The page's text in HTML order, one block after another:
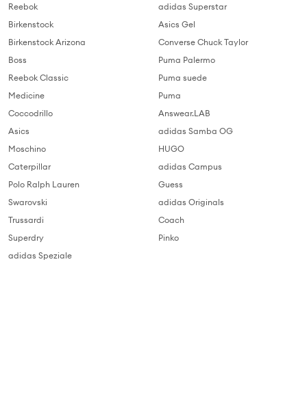
Reebok
Birkenstock
Birkenstock Arizona
Boss
Reebok Classic
Medicine
Coccodrillo
Asics
Moschino
Caterpillar
Polo Ralph Lauren
Swarovski
Trussardi
Superdry
adidas Speziale
adidas Superstar
Asics Gel
Converse Chuck Taylor
Puma Palermo
Puma suede
Puma
Answear.LAB
adidas Samba OG
HUGO
adidas Campus
Guess
adidas Originals
Coach
Pinko